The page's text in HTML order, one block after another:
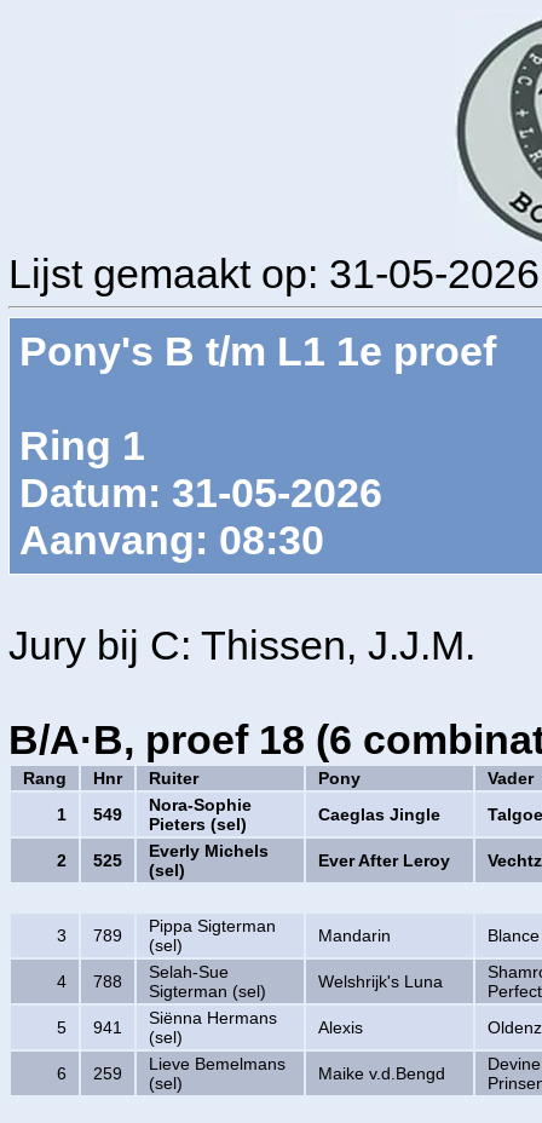
Lijst gemaakt op: 31-05-
Pony's B t/m L1 1e proef
Ring 1
Datum: 31-05-2026
Aanvang: 08:30
Jury bij C: Thissen, J.J.M.
B/A·B, proef 18 (6
Rang Hnr Ruiter Pony
Vader
1
549
Nora-Sophie
Pieters (sel)
Caeglas Jingle
2 525
Everly Michels
(sel)
Ever After Leroy
3 789
Pippa Sigterman
(sel)
Mandarin
4 788
Selah-Sue
Sigterman (sel)
Welshrijk's Luna
5
941
Siënna Hermans
(sel)
Alexis
6 259
Lieve Bemelmans
(sel)
Maike v.d.Bengd